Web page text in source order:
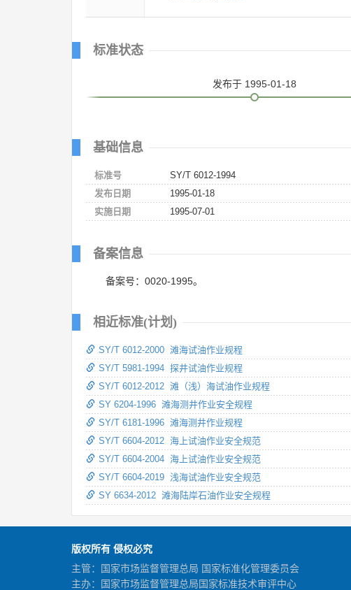
标准状态
发布于 1995-01-18
基础信息
标准号
SY/T 6012-1994
发布日期
1995-01-18
实施日期
1995-07-01
备案信息
备案号：0020-1995。
相近标准(计划)
SY/T 6012-2000 滩海试油作业规程
SY/T 5981-1994 探井试油作业规程
SY/T 6012-2012 滩（浅）海试油作业规程
SY 6204-1996 滩海测井作业安全规程
SY/T 6181-1996 滩海测井作业规程
SY/T 6604-2012 海上试油作业安全规范
SY/T 6604-2004 海上试油作业安全规范
SY/T 6604-2019 浅海试油作业安全规范
SY 6634-2012 滩海陆岸石油作业安全规程
版权所有 侵权必究
主管：国家市场监督管理总局 国家标准化管理委员会
主办：国家市场监督管理总局国家标准技术审评中心